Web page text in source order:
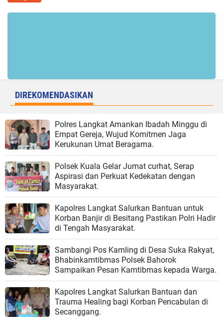
DIREKOMENDASIKAN
Polres Langkat Amankan Ibadah Minggu di
Empat Gereja, Wujud Komitmen Jaga
Kerukunan Umat Beragama.
Polsek Kuala Gelar Jumat curhat, Serap
Aspirasi dan Perkuat Kedekatan dengan
Masyarakat.
Kapolres Langkat Salurkan Bantuan untuk
Korban Banjir di Besitang Pastikan Polri Hadir
di Tengah Masyarakat.
Sambangi Pos Kamling di Desa Suka Rakyat,
Bhabinkamtibmas Polsek Bahorok
Sampaikan Pesan Kamtibmas kepada Warga.
Kapolres Langkat Salurkan Bantuan dan
Trauma Healing bagi Korban Pencabulan di
Secanggang.